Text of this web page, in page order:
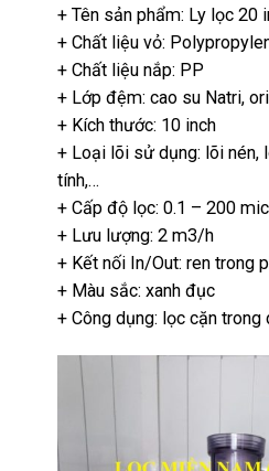
+ Tên sản phẩm: Ly lọc 20
+ Chất liệu vỏ:
+ Chất liệu nắp: PP
+ Lớp đệm: cao su Natri,
+ Kích thước: 10 inch
+ Loại lõi sử dụng: lõi nén,
tính,…
+ Cấp độ lọc: 0.1 – 200
+ Lưu lượng: 2 m3/h
+ Kết nối In/Out: ren trong
+ Màu sắc: xanh đục
+ Công dụng: lọc cặn trong